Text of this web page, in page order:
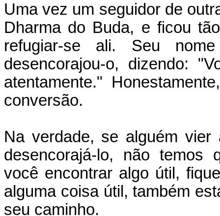
Uma vez um seguidor de
Dharma do Buda, e ficou
refugiar-se ali. Seu
desencorajou-o, dizendo:
atentamente."
conversão.
Na verdade, se alguém
desencorajá-lo, não temos
você encontrar algo útil,
alguma coisa útil, também
seu caminho.